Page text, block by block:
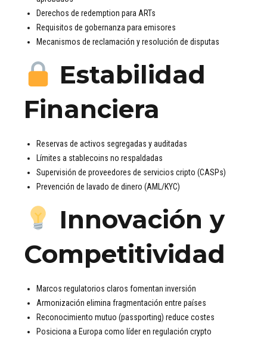
Derechos de redemption para ARTs
Requisitos de gobernanza para emisores
Mecanismos de reclamación y resolución de disputas
Estabilidad
Financiera
Reservas de activos segregadas y auditadas
Límites a stablecoins no respaldadas
Supervisión de proveedores de servicios cripto (CASPs)
Prevención de lavado de dinero (AML/KYC)
Innovación y
Competitividad
Marcos regulatorios claros fomentan inversión
Armonización elimina fragmentación entre países
Reconocimiento mutuo (passporting) reduce costes
Posiciona a Europa como líder en regulación crypto